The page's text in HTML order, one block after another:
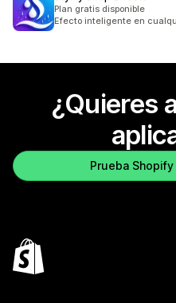
Plan gratis disponible
Efecto inteligente en
¿Quieres
Prueba